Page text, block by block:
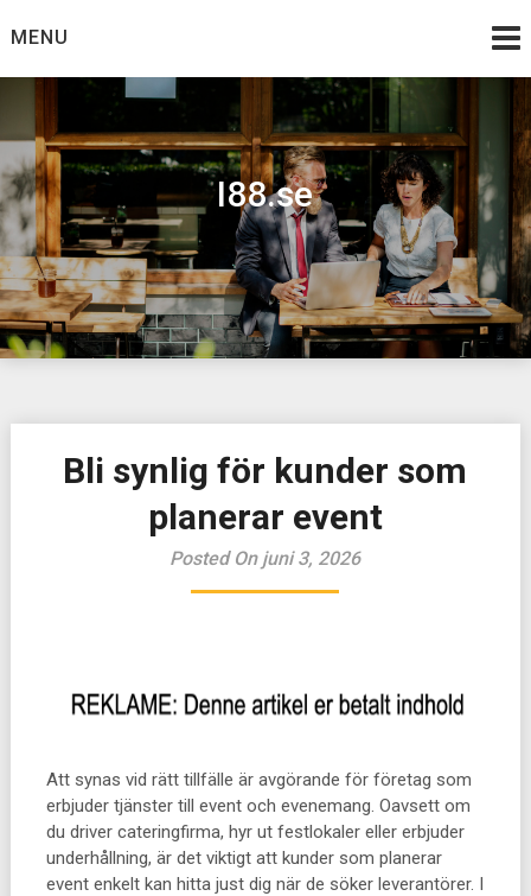
toMENU
I88.se
Bli synlig för kunder som
planerar event
Posted On juni 3, 2026
Att synas vid rätt tillfälle är avgörande för företag som
erbjuder tjänster till event och evenemang. Oavsett om
du driver cateringfirma, hyr ut festlokaler eller erbjuder
underhållning, är det viktigt att kunder som planerar
event enkelt kan hitta just dig när de söker leverantörer. I